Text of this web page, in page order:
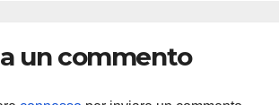
un commento